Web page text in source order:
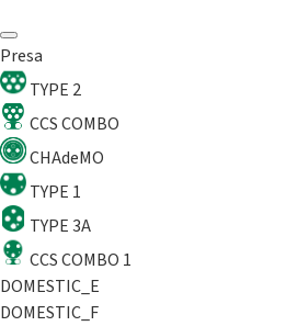
Presa
TYPE 2
CCS COMBO
CHAdeMO
TYPE 1
TYPE 3A
CCS COMBO 1
DOMESTIC_E
DOMESTIC_F